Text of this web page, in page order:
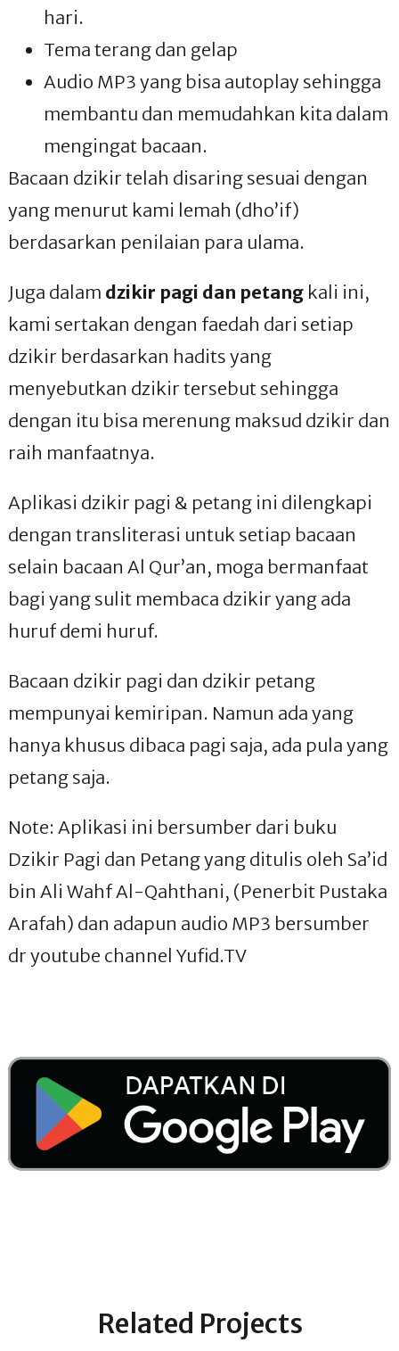
hari.
Tema terang dan gelap
Audio MP3 yang bisa autoplay sehingga
membantu dan memudahkan kita dalam
mengingat bacaan.
Bacaan dzikir telah disaring sesuai dengan
yang menurut kami lemah (dho’if)
berdasarkan penilaian para ulama.
Juga dalam dzikir pagi dan petangkali ini,
kami sertakan dengan faedah dari setiap
dzikir berdasarkan hadits yang
menyebutkan dzikir tersebut sehingga
dengan itu bisa merenung maksud dzikir dan
raih manfaatnya.
Aplikasi dzikir pagi & petang ini dilengkapi
dengan transliterasi untuk setiap bacaan
selain bacaan Al Qur’an, moga bermanfaat
bagi yang sulit membaca dzikir yang ada
huruf demi huruf.
Bacaan dzikir pagi dan dzikir petang
mempunyai kemiripan. Namun ada yang
hanya khusus dibaca pagi saja, ada pula yang
petang saja.
Note: Aplikasi ini bersumber dari buku
Dzikir Pagi dan Petang yang ditulis oleh Sa’id
bin Ali Wahf Al-Qahthani, (Penerbit Pustaka
Arafah) dan adapun audio MP3 bersumber
dr youtube channel Yufid.TV
Related Projects